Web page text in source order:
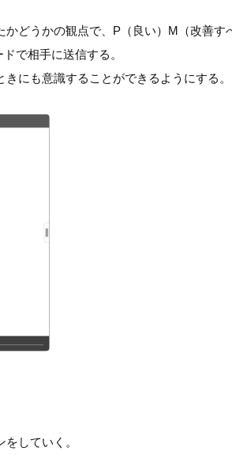
どうかの観点で、P（良い）M（改善す
で相手に送信する。
にも意識することができるようにする。
していく。